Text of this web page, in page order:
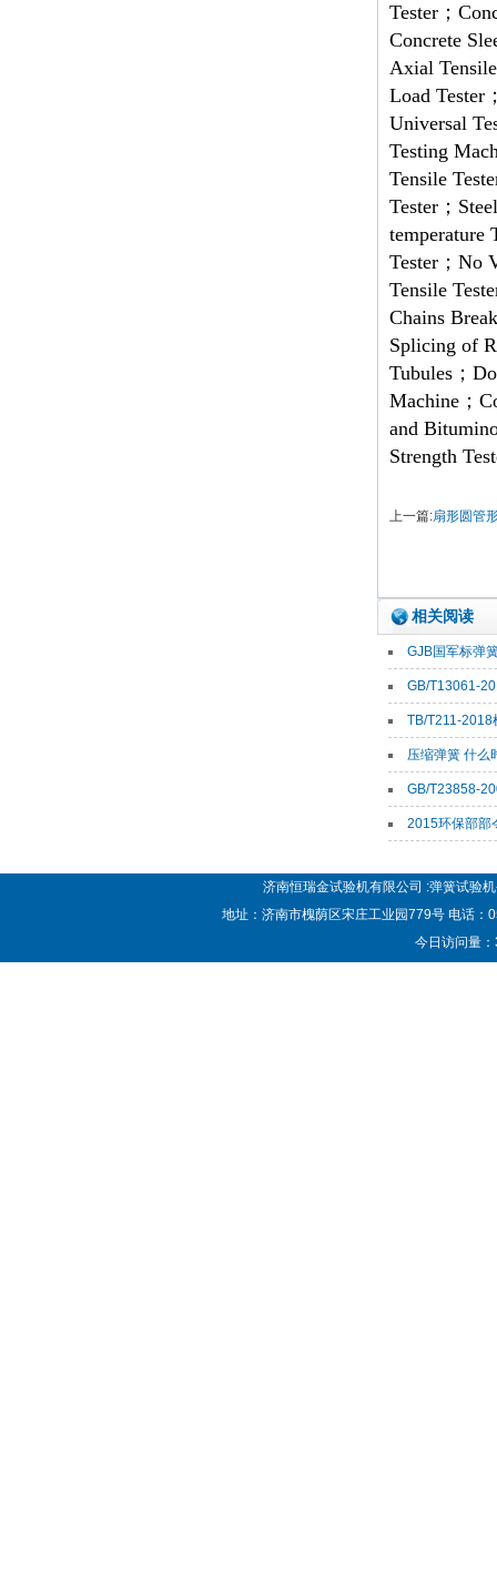
Tester；
Concrete
Axial
Load Tester
Universal
Testing
Tensile
Tester；
temperature
Tester；No
Tensile
Chains
Splicing of
Tubules；
Machine；
and
Strength
上一篇:扇形圆管
相关阅读
GJB国军标弹
GB/T13061-
TB/T211-2018
压缩弹簧 什么
GB/T23858-
2015环保部部
济南恒瑞金试验机有限公司 :弹簧试验
地址：济南市槐荫区宋庄工业园779号 电话
今日访问量：